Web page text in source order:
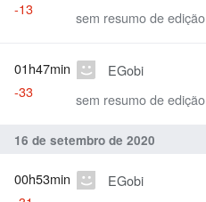
sem resumo de edição
-13
EGobi
sem resumo de edição
01h47min
-33
16 de setembro de 2020
EGobi
00h53min